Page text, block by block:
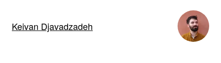
Keivan Djavadzadeh